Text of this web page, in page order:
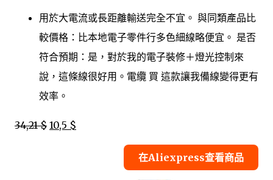
用於大電流或長距離輸送完全不宜。 與同類產品比
較價格：比本地電子零件行多色細線略便宜。 是否
符合預期：是，對於我的電子裝修＋燈光控制來
說，這條線很好用。電纜 買 這款讓我備線變得更有
效率。
34,21 $ 10,5 $
在Aliexpress查看商品